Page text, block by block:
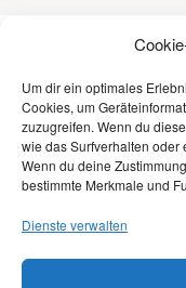
Um dir ein optimales
Cookies, um
zuzugreifen. Wenn du
wie das Surfverhalten oder
Wenn du deine
bestimmte Merkmale und
Dienste verwalten
Impressum
Datenschutz